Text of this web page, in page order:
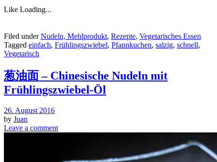
Like Loading...
Filed underNudeln, Mehlprodukt, Rezepte, Vegetarisches Essen
Tagged einfach, Frühlingszwiebel, Pfannkuchen, salzig, schnell,
Vegetarisch
葱油面 – Chinesische Nudeln mit
Frühlingszwiebel-Öl
26. August 2016
by Juan
Leave a comment